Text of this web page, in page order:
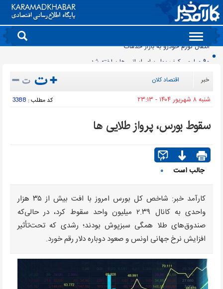
Toggle
navigation
معمای قیمت سکه امامی و بهار آزادی در دادگاه خانواده
آخرین وضعیت سدهای تهران اعلام شد
موتورسیکلت‌های برقی مشتری ندارند/ کمبود زیرساخت یا بی‌میلی مردم؟
سدهای مهم کشور چقدر آب دارند؟
جمعیت ایران از ۸۷ میلیون نفر عبور کرد
انتقال تورم خودرو به بازار خدمات
خبر اقتصاد کلان
شنبه ۸ شهريور ۱۴۰۴ - ۲۳:۱۳ کد مطلب : 3388
سقوط بورس، پرواز طلایی ها
جالب است ۰
کارآمد خبر: شاخص کل بورس امروز با افت بیش از ۳۵ هزار
واحدی به کانال ۲.۳۹ میلیون واحد سقوط کرد، در حالی‌که
صندوق‌های طلا همگی سبزپوش بودند؛ رشدی که تحت‌تأثیر
افزایش نرخ جهانی اونس و صعود دوباره دلار رقم خورد.